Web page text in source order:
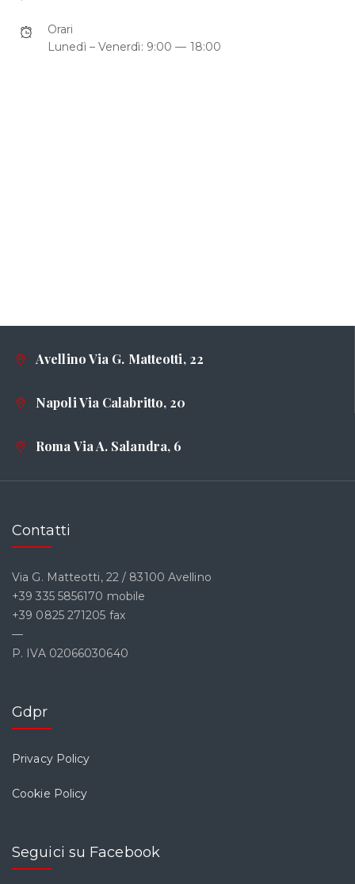
Orari
Lunedì – Venerdì: 9:00 — 18:00
Avellino Via G. Matteotti, 22
Napoli Via Calabritto, 20
Roma Via A. Salandra, 6
Contatti
Via G. Matteotti, 22 / 83100 Avellino
+39 335 5856170 mobile
+39 0825 271205 fax
—
P. IVA 02066030640
Gdpr
Privacy Policy
Cookie Policy
Seguici su Facebook